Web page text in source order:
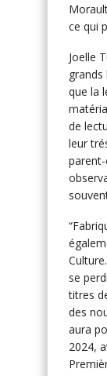
ce qui
Joelle
que la
de
leur
se
titres
des
aura
2024,